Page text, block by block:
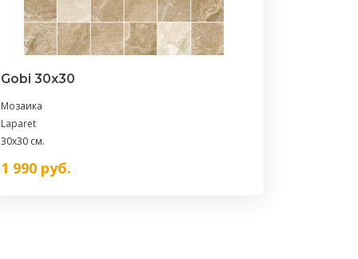
Gobi 30х30
Мозаика
Laparet
30x30 см.
1 990руб.